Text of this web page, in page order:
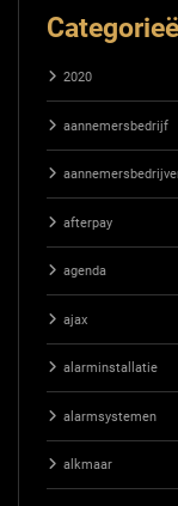
2020
aannemersbedrijf
afterpay
agenda
ajax
alarminstallatie
alarmsystemen
alkmaar